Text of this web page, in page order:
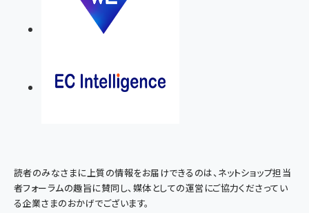
読者のみなさまに上質の情報をお届けできるのは、ネットショップ担当
者フォーラムの趣旨に賛同し、媒体としての運営にご協力くださってい
る企業さまのおかげでございます。